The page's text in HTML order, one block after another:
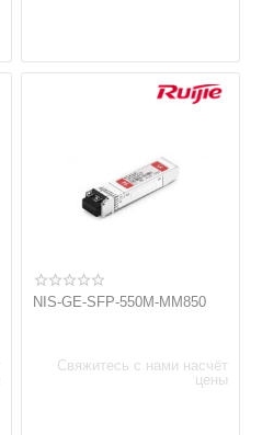
NIS-GE-SFP-550M-MM850
Свяжитесь с нами насчёт
цены